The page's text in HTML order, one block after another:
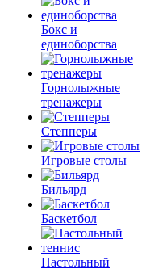
Бокс и
единоборства
Горнолыжные
тренажеры
Степперы
Игровые столы
Бильярд
Баскетбол
Настольный